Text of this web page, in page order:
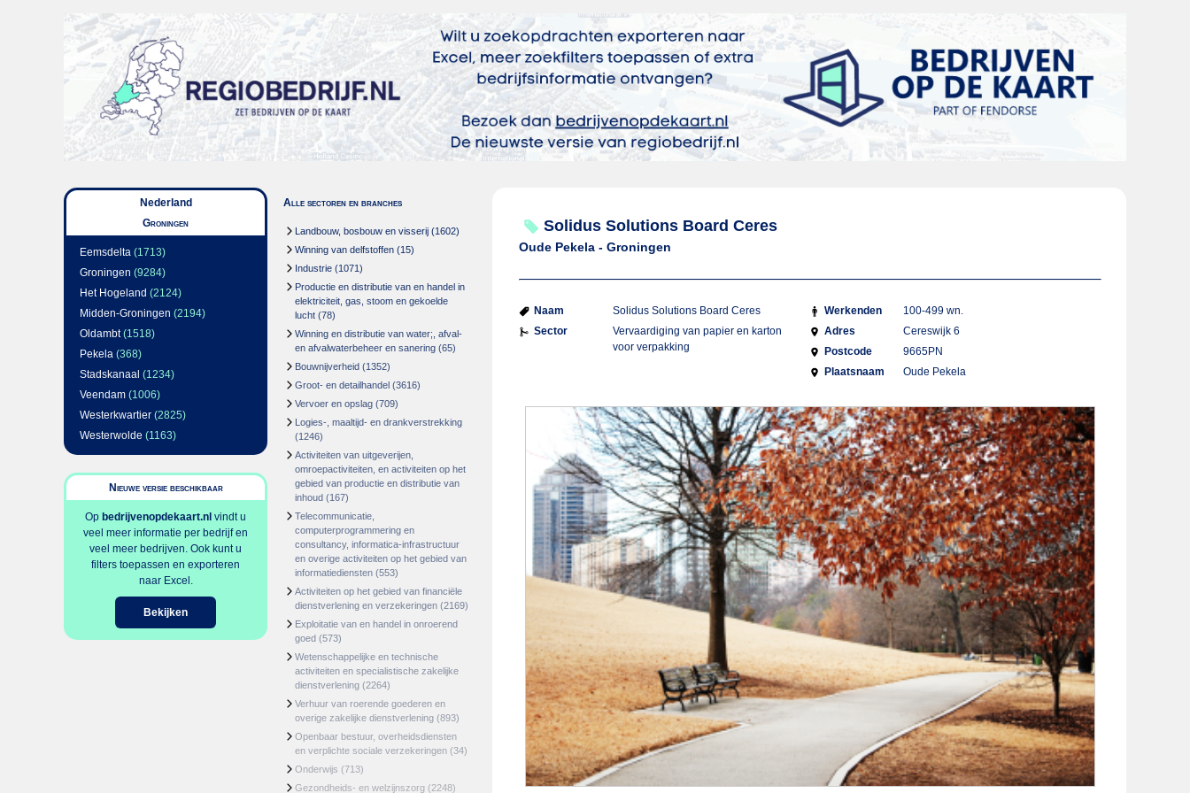
Nederland
Groningen
Eemsdelta (1713)
Groningen (9284)
Het Hogeland (2124)
Midden-Groningen (2194)
Oldambt(1518)
Pekela (368)
Stadskanaal (1234)
Veendam (1006)
Westerkwartier (2825)
Westerwolde (1163)
Nieuwe versie beschikbaar
Op bedrijvenopdekaart.nl vindt u
veel meer informatie per bedrijf en
veel meer bedrijven. Ook kunt u
filters toepassen en exporteren
naar Excel.
Bekijken
Alle sectoren en branches
Landbouw, bosbouw en visserij (1602)
Winning van delfstoffen (15)
Industrie (1071)
Productie en distributie van en handel in
elektriciteit, gas, stoom en gekoelde
lucht (78)
Winning en distributie van water;, afval-
en afvalwaterbeheer en sanering (65)
Bouwnijverheid (1352)
Groot- en detailhandel (3616)
Vervoer en opslag (709)
Logies-, maaltijd- en drankverstrekking
(1246)
Activiteiten van uitgeverijen,
omroepactiviteiten, en activiteiten op het
gebied van productie en distributie van
inhoud (167)
Telecommunicatie,
computerprogrammering en
consultancy, informatica-infrastructuur
en overige activiteiten op het gebied van
informatiediensten (553)
Activiteiten op het gebied van financiële
dienstverlening en verzekeringen (2169)
Exploitatie van en handel in onroerend
goed (573)
Wetenschappelijke en technische
activiteiten en specialistische zakelijke
dienstverlening (2264)
Verhuur van roerende goederen en
overige zakelijke dienstverlening (893)
Openbaar bestuur, overheidsdiensten
en verplichte sociale verzekeringen (34)
Onderwijs (713)
Gezondheids- en welzijnszorg (2248)
Solidus Solutions Board Ceres
Oude Pekela - Groningen
Naam
Solidus Solutions Board Ceres
Sector
Vervaardiging van papier en karton
voor verpakking
Werkenden
100-499 wn.
Adres
Cereswijk 6
Postcode
9665PN
Plaatsnaam
Oude Pekela